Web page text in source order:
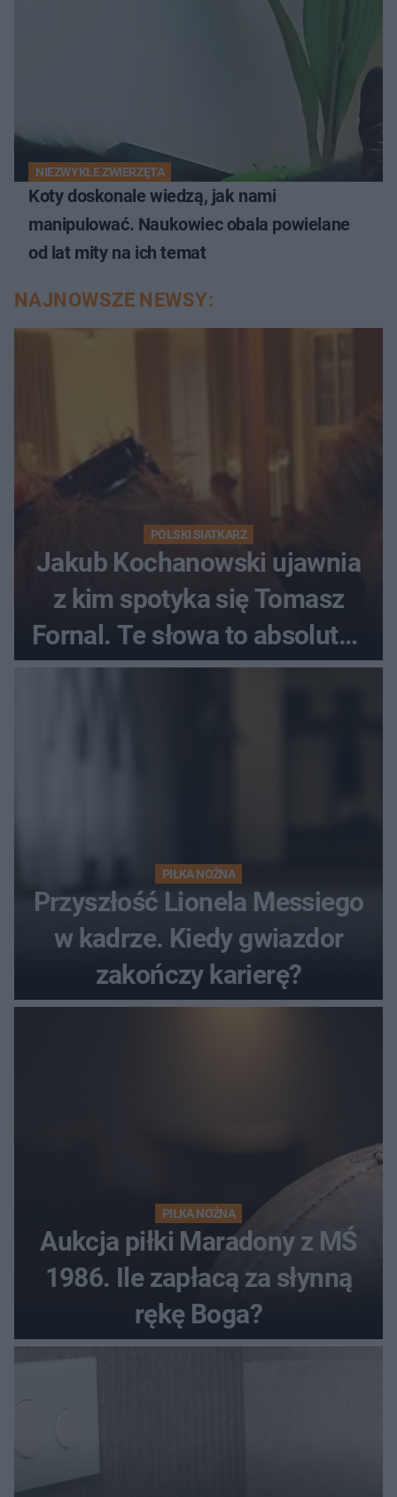
NIEZWYKŁE ZWIERZĘTA
Koty doskonale wiedzą, jak nami
manipulować. Naukowiec obala powielane
od lat mity na ich temat
NAJNOWSZE NEWSY:
POLSKI SIATKARZ
Jakub Kochanowski ujawnia
z kim spotyka się Tomasz
Fornal. Te słowa to absolutny
hit
PIŁKA NOŻNA
Przyszłość Lionela Messiego
w kadrze. Kiedy gwiazdor
zakończy karierę?
PIŁKA NOŻNA
Aukcja piłki Maradony z MŚ
1986. Ile zapłacą za słynną
rękę Boga?